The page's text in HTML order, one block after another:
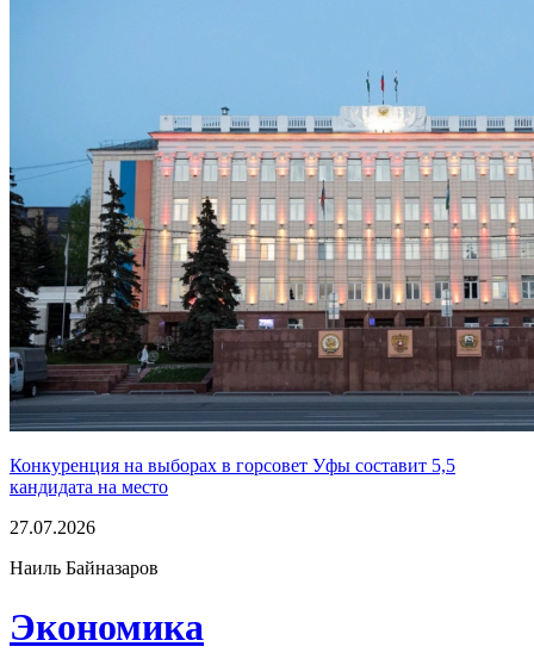
Конкуренция на выборах в горсовет Уфы составит 5,5
кандидата на место
27.07.2026
Наиль Байназаров
Экономика